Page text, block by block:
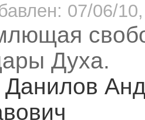
07/06/
Духа.
Данилов